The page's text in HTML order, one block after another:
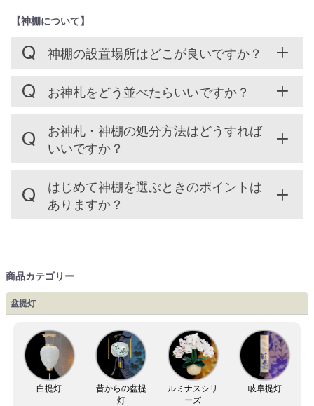
【神棚について】
神棚の設置場所はどこが良いですか？
お神札をどう並べたらいいですか？
お神札・神棚の処分方法はどうすれば
いいですか？
はじめて神棚を選ぶときのポイントは
ありますか？
商品カテゴリー
盆提灯
白提灯
昔からの盆提
灯
ルミナスシリ
ーズ
岐阜提灯